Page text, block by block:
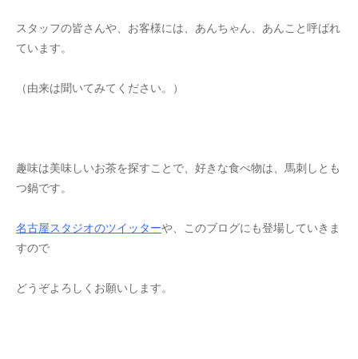
スタッフの皆さんや、お客様には、あんちゃん、あんこと呼ばれ
ています。
（由来は聞いてみてください。）
趣味は美味しいお茶を探すことで、好きな食べ物は、馬刺しとも
つ鍋です。
名古屋スタジオのツイッターや、このブログにも登場していきま
すので
どうぞよろしくお願いします。